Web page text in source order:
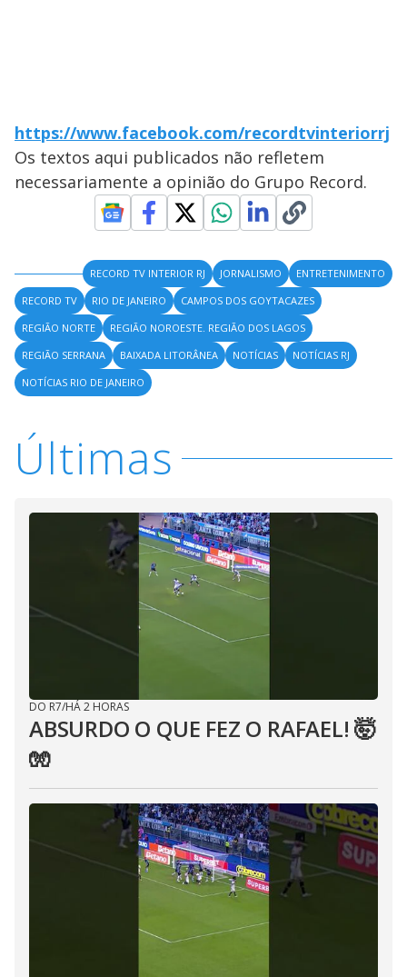
https://www.facebook.com/recordtvinteriorrj
Os textos aqui publicados não refletem
necessariamente a opinião do Grupo Record.
RECORD TV INTERIOR RJ JORNALISMO
ENTRETENIMENTO
RECORD TV
RIO DE JANEIRO
CAMPOS DOS GOYTACAZES
REGIÃO NORTE
REGIÃO NOROESTE. REGIÃO DOS LAGOS
REGIÃO SERRANA
BAIXADA LITORÂNEA NOTÍCIAS
NOTÍCIAS RJ
NOTÍCIAS RIO DE JANEIRO
Últimas
DO R7/HÁ 2 HORAS
ABSURDO O QUE FEZ O RAFAEL! 🤯
🧤